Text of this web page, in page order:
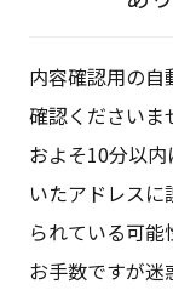
内容確認用の
確認くださいま
およそ10分以
いたアドレス
られている可能
お手数ですが